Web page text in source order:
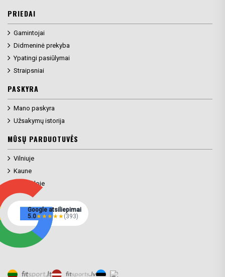
PRIEDAI
Gamintojai
Didmeninė prekyba
Ypatingi pasiūlymai
Straipsniai
PASKYRA
Mano paskyra
Užsakymų istorija
MŪSŲ PARDUOTUVĖS
Vilniuje
Kaune
Klaipėdoje
Google atsiliepimai
5.0★★★★★(393)